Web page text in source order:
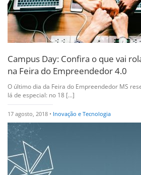
Campus Day: Confira o que vai
na Feira do Empreendedor 4.0
O último dia da Feira do Empreendedor MS
lá de especial: no 18 [...]
17 agosto, 2018 • Inovação e Tecnologia